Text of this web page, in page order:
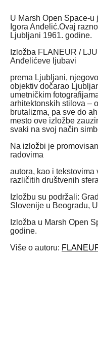
U Marsh Open Space-
Igora Anđelić.Ovaj
Ljubljani 1961. godine.
Izložba FLANEUR /
Anđelićeve ljubavi
prema Ljubljani,
objektiv dočarao
umetničkim
arhitektonskih stilova –
brutalizma, pa sve do
mesto ove izložbe
svaki na svoj način
Na izložbi je
radovima
autora, kao i
različitih društvenih
Izložbu su podržali:
Slovenije u Beogradu,
Izložba u Marsh Open
godine.
Više o autoru: